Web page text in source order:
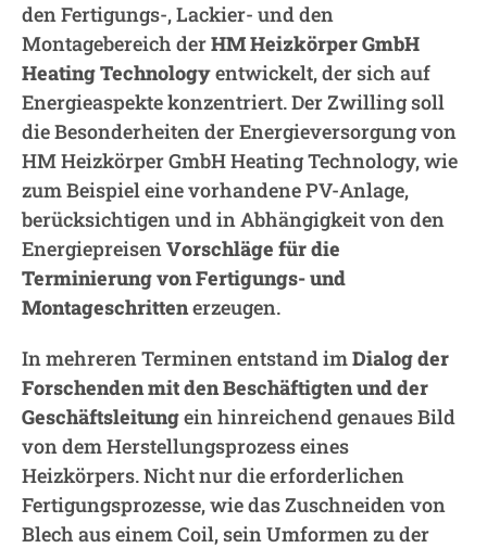
den Fertigungs-, Lackier- und den
Montagebereich derHM Heizkörper GmbH
Heating Technologyentwickelt, der sich auf
Energieaspekte konzentriert. Der Zwilling soll
die Besonderheiten der Energieversorgung von
HM Heizkörper GmbH Heating Technology, wie
zum Beispiel eine vorhandene PV-Anlage,
berücksichtigen und in Abhängigkeit von den
Energiepreisen Vorschläge für die
Terminierung von Fertigungs- und
Montageschrittenerzeugen.
In mehreren Terminen entstand imDialog der
Forschenden mit den Beschäftigten und der
Geschäftsleitungein hinreichend genaues Bild
von dem Herstellungsprozess eines
Heizkörpers. Nicht nur die erforderlichen
Fertigungsprozesse, wie das Zuschneiden von
Blech aus einem Coil, sein Umformen zu der